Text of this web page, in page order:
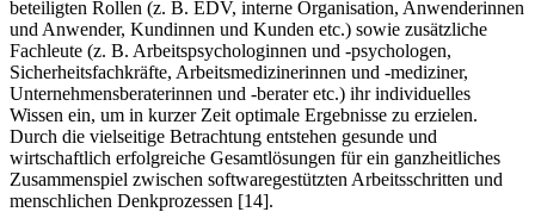
beteiligten Rollen (z. B. EDV, interne Organisation, Anwenderinnen
und Anwender, Kundinnen und Kunden etc.) sowie zusätzliche
Fachleute (z. B. Arbeitspsychologinnen und -psychologen,
Sicherheitsfachkräfte, Arbeitsmedizinerinnen und -mediziner,
Unternehmensberaterinnen und -berater etc.) ihr individuelles
Wissen ein, um in kurzer Zeit optimale Ergebnisse zu erzielen.
Durch die vielseitige Betrachtung entstehen gesunde und
wirtschaftlich erfolgreiche Gesamtlösungen für ein ganzheitliches
Zusammenspiel zwischen softwaregestützten Arbeitsschritten und
menschlichen Denkprozessen [14].